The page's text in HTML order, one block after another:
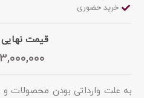
خرید حضوری
قیمت
به علت وارداتی بودن محصولات